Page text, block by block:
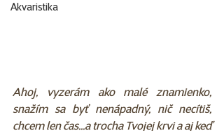
Akvaristika
Ahoj, vyzerám ako malé znamienko,
snažím sa byť nenápadný, nič necítiš,
chcem len čas...a trocha Tvojej krvi a aj keď